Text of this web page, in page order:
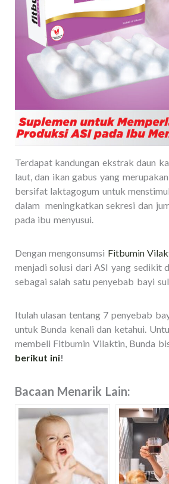
Terdapat kandungan ekstrak daun
laut, dan ikan gabus yang
bersifat laktagogum untuk
dalam meningkatkan sekresi dan
pada ibu menyusui.
Dengan mengonsumsi Fitbumin
menjadi solusi dari ASI yang sedikit
sebagai salah satu penyebab bayi
Itulah ulasan tentang 7 penyebab
untuk Bunda kenali dan ketahui.
membeli Fitbumin Vilaktin, Bunda
berikut ini!
Bacaan Menarik Lain: